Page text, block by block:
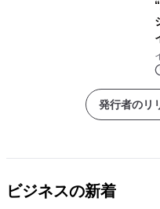
発行者のリ
ビジネスの新着